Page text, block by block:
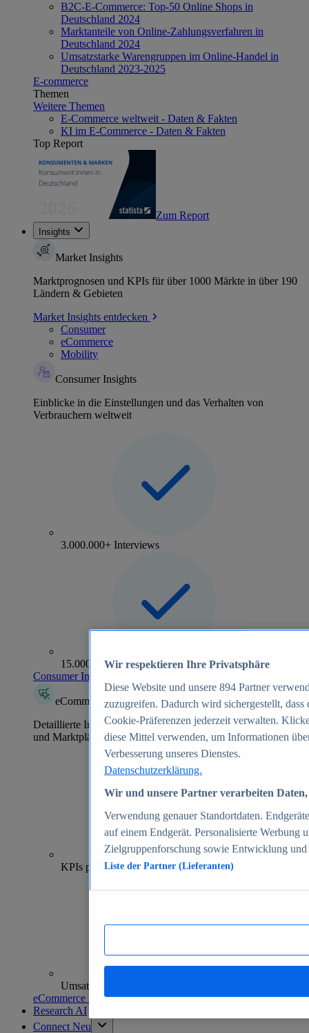
B2C-E-Commerce: Top-50 Online Shops in
Deutschland 2024
Marktanteile von Online-Zahlungsverfahren in
Deutschland 2024
Umsatzstarke Warengruppen im Online-Handel in
Deutschland 2023-2025
E-commerce
Themen
Weitere Themen
E-Commerce weltweit - Daten & Fakten
KI im E-Commerce - Daten & Fakten
Top Report
Zum Report
Insights
Market Insights
Marktprognosen und KPIs für über 1000 Märkte in über 190
Ländern & Gebieten
Market Insights entdecken
Consumer
eCommerce
Mobility
Consumer Insights
Einblicke in die Einstellungen und das Verhalten von
Verbrauchern weltweit
3.000.000+ Interviews
15.000+ Marken
Consumer Insights entdecken
eCommerce Insights
Detaillierte Informationen zu mehr als 39.000 Online-Shops
und Marktplätzen
70+
KPIs pro Shop
Umsatzanalysen und -prognosen
eCommerce Insights entdecken
Research AI
Connect Neu
Wir respektieren Ihre Privatsphäre
Diese Website und unsere 894 Partner
zuzugreifen. Dadurch wird sichergestellt,
Cookie-Präferenzen jederzeit verwalten.
diese Mittel verwenden, um Informationen
Verbesserung unseres Dienstes.
Datenschutzerklärung.
Wir und unsere Partner verarbeiten
Verwendung genauer Standortdaten.
auf einem Endgerät. Personalisierte Werbung
Zielgruppenforschung sowie Entwicklung
Liste der Partner (Lieferanten)